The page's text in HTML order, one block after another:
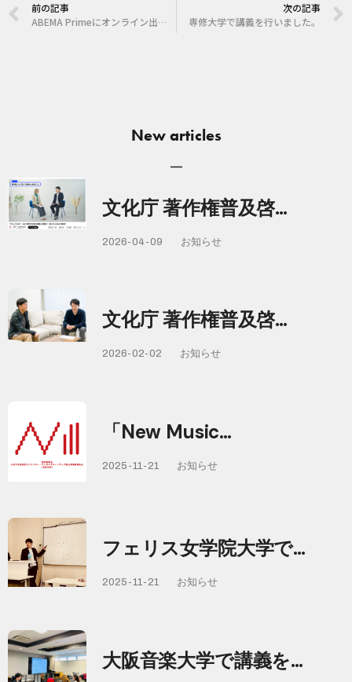
前の記事
ABEMA Primeにオンライン出演しました。
次の記事
専修大学で講義を行いました。
New articles
文化庁 著作権普及啓…
2026-04-09 お知らせ
文化庁 著作権普及啓…
2026-02-02 お知らせ
「New Music…
2025-11-21 お知らせ
フェリス女学院大学で…
2025-11-21 お知らせ
大阪音楽大学で講義を…